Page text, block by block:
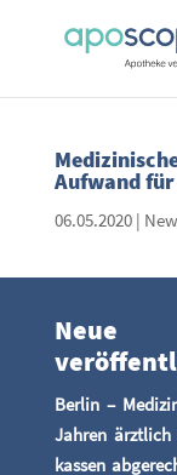
Auf­wand
06.05.2020|
Neue
Ber­lin –
Jah­ren
kas­sen